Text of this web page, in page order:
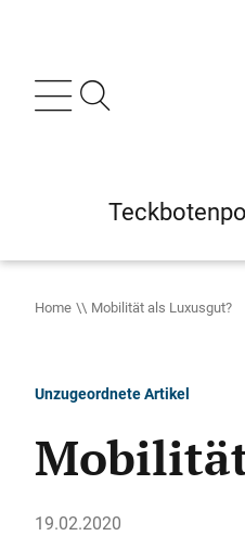
Home Mobilität als Luxusgut?
Unzugeordnete Artikel
19.02.2020